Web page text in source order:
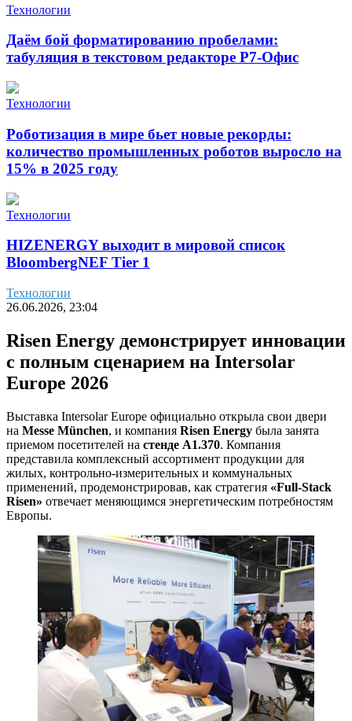
Технологии
Даём бой форматированию пробелами:
табуляция в текстовом редакторе Р7-Офис
Технологии
Роботизация в мире бьет новые рекорды:
количество промышленных роботов выросло на
15% в 2025 году
Технологии
HIZENERGY выходит в мировой список
BloombergNEF Tier 1
Технологии
26.06.2026, 23:04
Risen Energy демонстрирует инновации
с полным сценарием на Intersolar
Europe 2026
Выставка Intersolar Europe официально открыла свои двери
на Messe München, и компания Risen Energy была занята
приемом посетителей на стенде A1.370. Компания
представила комплексный ассортимент продукции для
жилых, контрольно-измерительных и коммунальных
применений, продемонстрировав, как стратегия «Full-Stack
Risen» отвечает меняющимся энергетическим потребностям
Европы.